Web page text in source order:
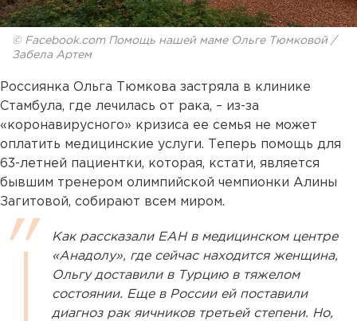
© Facebook.com Помощь нашей маме Ольге Тюмковой /
Забела Артем
Россиянка Ольга Тюмкова застряла в клинике
Стамбула, где лечилась от рака, – из-за
«коронавирусного» кризиса ее семья не может
оплатить медицинские услуги. Теперь помощь для
63-летней пациентки, которая, кстати, является
бывшим тренером олимпийской чемпионки Алины
Загитовой, собирают всем миром.
Как рассказали ЕАН в медицинском центре
«Анадолу», где сейчас находится женщина,
Ольгу доставили в Турцию в тяжелом
состоянии. Еще в России ей поставили
диагноз рак яичников третьей степени. Но,